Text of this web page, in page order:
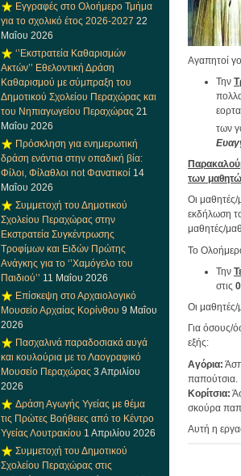
Αγαπητοί
Την
των
των
Οι
εκδήλωση
μαθητές/
Το
Την
στις
Οι
Για όσους/
εξής:
Αγόρια:
παπούτσια.
Κορίτσια:
σκούρα
Αυτή η
Εγγραφές στο Ολοήμερο Τμήμα
για το σχολικό έτος 2026-2027 22
Μαΐου 2026
‘’Εκστρατεία Καθαρισμών
Ακτών’’ Εθελοντική Δράση
Καθαρισμού με σύμπραξη του
Δημοτικού Σχολείου Περαχώρας και
του Νηπιαγωγείου Περαχώρας 21
Μαΐου 2026
Πρόσκληση για ενημερωτική
δράση ενάντια στην οπαδική βία:
Φίλοι, Φίλαθλοι not Φανατικοί 14
Μαΐου 2026
Συμμετοχή του Δημοτικού
Σχολείου Περαχώρας στην
Εκστρατεία Συγκέντρωσης
Τροφίμων και Ειδών Πρώτης
Ανάγκης για το ‘’Χαμόγελο του
Παιδιού’’ 11 Μαΐου 2026
Επίσκεψη στο Αρχαιολογικό
Μουσείο Αρχαίας Κορίνθου 9 Μαΐου
2026
Πασχαλινά παραδοσιακά αυγά
και κουλούρια με το Λαογραφικό
Μουσείο Περαχώρας 3 Απριλίου
2026
Δράση Αγωγής Υγείας με θέμα
τις Πρώτες Βοήθειες από το Κέντρο
Υγείας Λουτρακίου 1 Απριλίου 2026
Συμμετοχή του Δημοτικού
Σχολείου Περαχώρας στις